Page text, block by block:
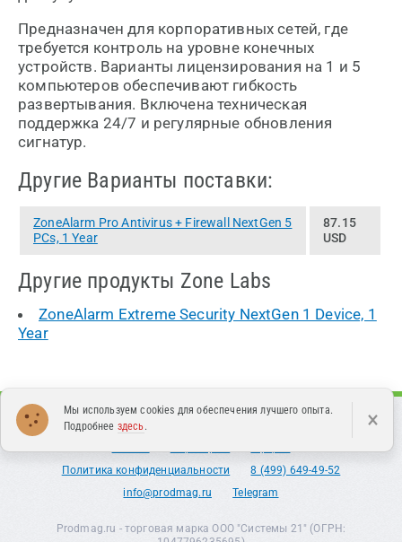
Предназначен для корпоративных сетей, где
требуется контроль на уровне конечных
устройств. Варианты лицензирования на 1 и 5
компьютеров обеспечивают гибкость
развертывания. Включена техническая
поддержка 24/7 и регулярные обновления
сигнатур.
Другие Варианты поставки:
ZoneAlarm Pro Antivirus + Firewall NextGen 5
PCs, 1 Year
87.15
USD
Другие продукты Zone Labs
ZoneAlarm Extreme Security NextGen 1 Device, 1
Year
Каталог Поддержка
Политика конфиденциальности
8 (499) 649-49-52
info@prodmag.ru
Telegram
Prodmag.ru - торговая марка ООО "Системы 21" (ОГРН:
Мы используем cookies для обеспечения лучшего опыта.
Подробнее здесь. ×